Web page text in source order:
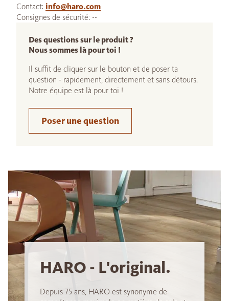
Contact: info@haro.com
Consignes de sécurité: --
Des questions sur le produit ?
Nous sommes là pour toi !
Il suffit de cliquer sur le bouton et de poser ta
question - rapidement, directement et sans détours.
Notre équipe est là pour toi !
Poser une question
HARO - L'original.
Depuis 75 ans, HARO est synonyme de